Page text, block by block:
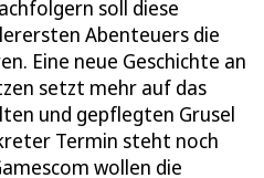
soll diese
Abenteuers die
Eine neue Geschichte an
setzt mehr auf das
und gepflegten Grusel
Termin steht noch
wollen die